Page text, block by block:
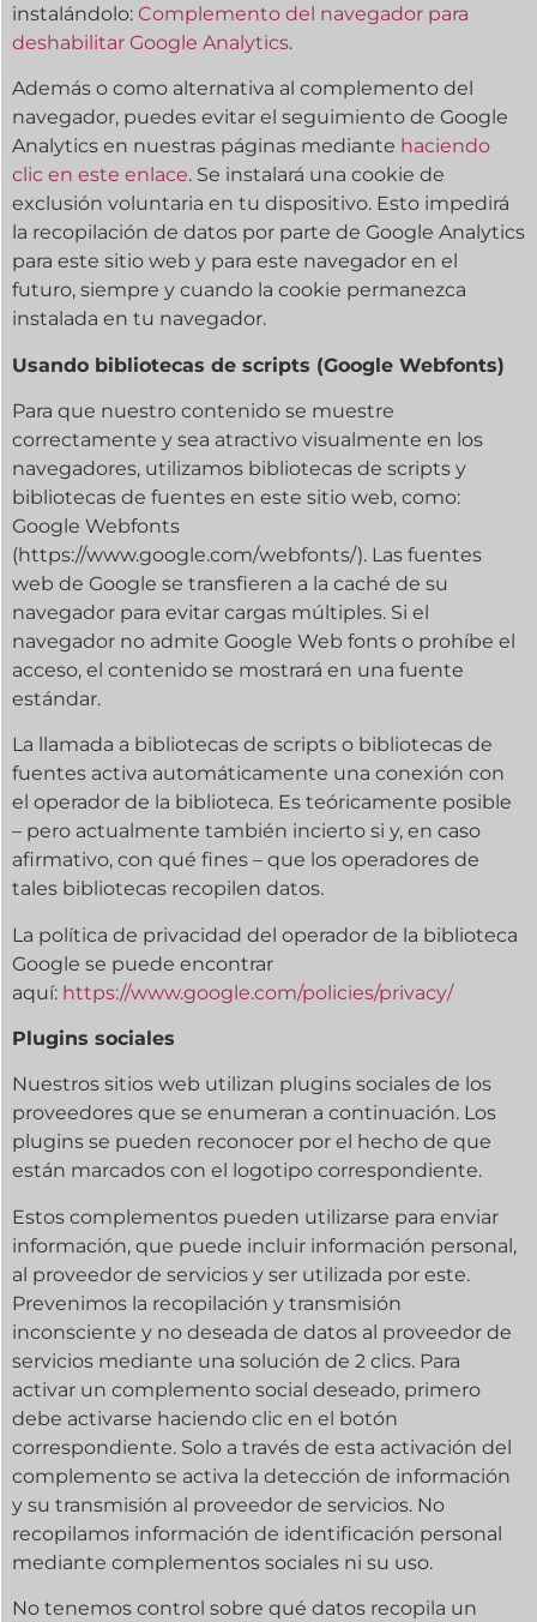
instalándolo: Complemento del navegador para
deshabilitar Google Analytics.
Además o como alternativa al complemento del
navegador, puedes evitar el seguimiento de Google
Analytics en nuestras páginas mediante haciendo
clic en este enlace. Se instalará una cookie de
exclusión voluntaria en tu dispositivo. Esto impedirá
la recopilación de datos por parte de Google Analytics
para este sitio web y para este navegador en el
futuro, siempre y cuando la cookie permanezca
instalada en tu navegador.
Usando bibliotecas de scripts (Google Webfonts)
Para que nuestro contenido se muestre
correctamente y sea atractivo visualmente en los
navegadores, utilizamos bibliotecas de scripts y
bibliotecas de fuentes en este sitio web, como:
Google Webfonts
(https://www.google.com/webfonts/). Las fuentes
web de Google se transfieren a la caché de su
navegador para evitar cargas múltiples. Si el
navegador no admite Google Web fonts o prohíbe el
acceso, el contenido se mostrará en una fuente
estándar.
La llamada a bibliotecas de scripts o bibliotecas de
fuentes activa automáticamente una conexión con
el operador de la biblioteca. Es teóricamente posible
– pero actualmente también incierto si y, en caso
afirmativo, con qué fines – que los operadores de
tales bibliotecas recopilen datos.
La política de privacidad del operador de la biblioteca
Google se puede encontrar
aquí: https://www.google.com/policies/privacy/
Plugins sociales
Nuestros sitios web utilizan plugins sociales de los
proveedores que se enumeran a continuación. Los
plugins se pueden reconocer por el hecho de que
están marcados con el logotipo correspondiente.
Estos complementos pueden utilizarse para enviar
información, que puede incluir información personal,
al proveedor de servicios y ser utilizada por este.
Prevenimos la recopilación y transmisión
inconsciente y no deseada de datos al proveedor de
servicios mediante una solución de 2 clics. Para
activar un complemento social deseado, primero
debe activarse haciendo clic en el botón
correspondiente. Solo a través de esta activación del
complemento se activa la detección de información
y su transmisión al proveedor de servicios. No
recopilamos información de identificación personal
mediante complementos sociales ni su uso.
No tenemos control sobre qué datos recopila un